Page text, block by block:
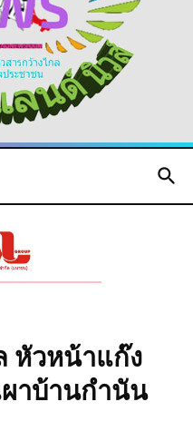
หัวหน้าแก๊ง
าบ้านกำนัน